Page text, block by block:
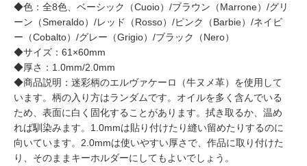
◆色：全8色、ベーシック（Cuoio）/ブラウン（Marrone）/グリ
ーン（Smeraldo）/レッド（Rosso）/ピンク（Barbie）/ネイビ
ー（Cobalto）/グレー（Grigio）/ブラック（Nero）
◆サイズ：61×60mm
◆厚さ：1.0mm/2.0mm
◆商品説明：迷彩柄のエルヴァケーロ（牛ヌメ革）を使用して
います。柄の入り方はランダムです。オイルを多く含んでいる
ため、表面に白く固化することがあります。拭き取るか、温め
れば馴染みます。1.0mmは貼り付けたり縫い留めたりするのに
向いています。2.0mmは使いやすい厚さで、作品に取り付けた
り、そのままキーホルダーにしてもよいでしょう。